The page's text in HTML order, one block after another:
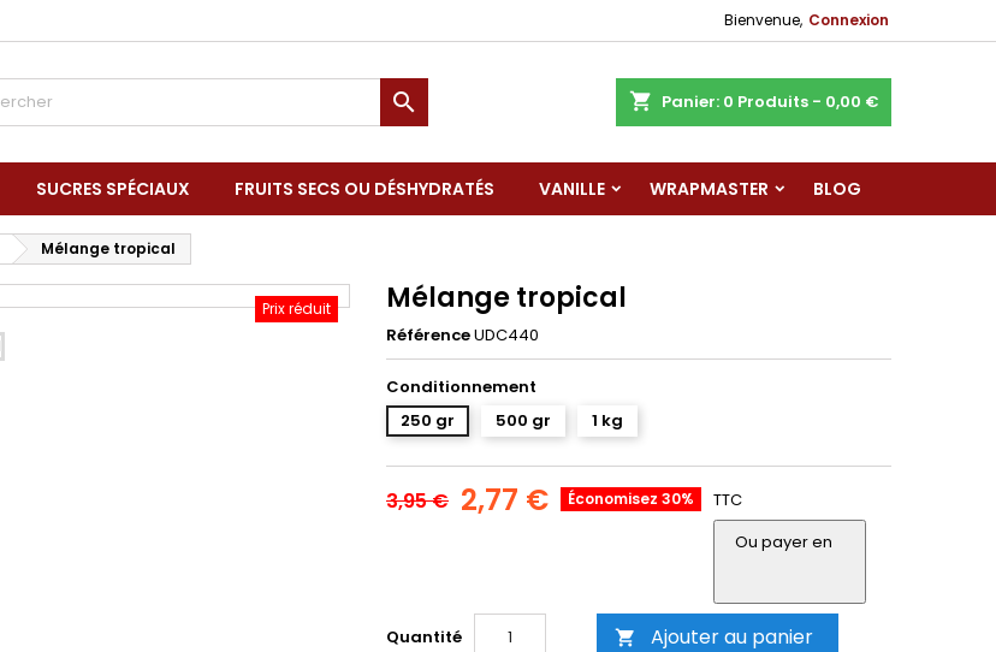
Bienvenue, Connexion
shopping_cart Panier: 0 Produits - 0,00 €

SUCRES SPÉCIAUX FRUITS SECS OU DÉSHYDRATÉS VANILLE WRAPMASTER BLOG
Mélange tropical
Prix réduit Mélange tropical
RéférenceUDC440
Conditionnement
250 gr
500 gr 1 kg
3,95 € 2,77 € Économisez 30%
TTC
Ou payer en
Quantité  Ajouter au panier